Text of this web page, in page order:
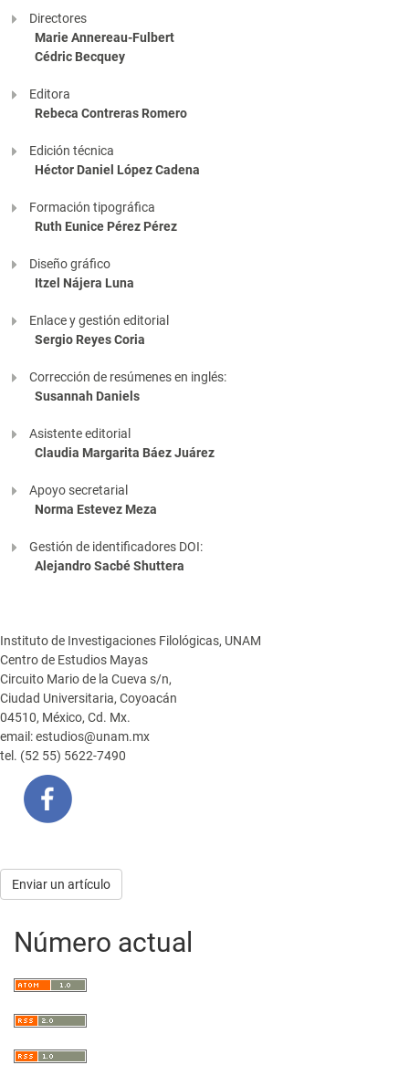
Directores
Marie Annereau-Fulbert
Cédric Becquey
Editora
Rebeca Contreras Romero
Edición técnica
Héctor Daniel López Cadena
Formación tipográfica
Ruth Eunice Pérez Pérez
Diseño gráfico
Itzel Nájera Luna
Enlace y gestión editorial
Sergio Reyes Coria
Corrección de resúmenes en inglés:
Susannah Daniels
Asistente editorial
Claudia Margarita Báez Juárez
Apoyo secretarial
Norma Estevez Meza
Gestión de identificadores DOI:
Alejandro Sacbé Shuttera
Instituto de Investigaciones Filológicas, UNAM
Centro de Estudios Mayas
Circuito Mario de la Cueva s/n,
Ciudad Universitaria, Coyoacán
04510, México, Cd. Mx.
email: estudios@unam.mx
tel. (52 55) 5622-7490
Enviar
artículo
Enviar un artículo
Número actual